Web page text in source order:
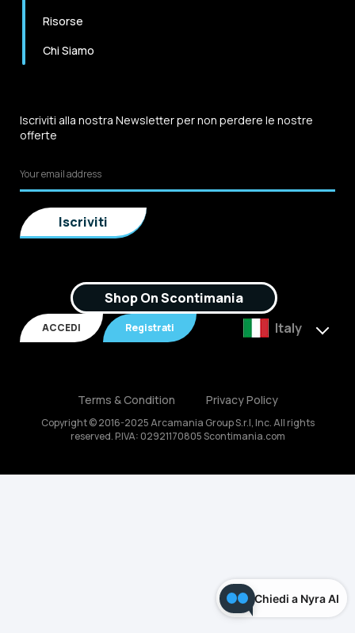
Chiedi a Nyra AI
Risorse
Chi Siamo
Iscriviti alla nostra Newsletter per non perdere le nostre
offerte
Shop On Scontimania
ACCEDI Registrati Italy
Copyright © 2016-2025 Arcamania Group S.r.l, Inc. All rights
reserved. P.IVA: 02921170805 Scontimania.com
Terms & Condition Privacy Policy